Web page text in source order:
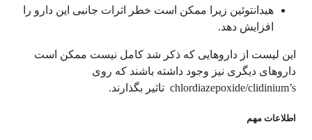
هیدانتوئین زیرا ممکن است خطر اثرات جانبی این دارو را
افزایش دهد.
این لیست از داروهایی که ذکر شد کامل نیست ممکن است
داروهای دیگری نیز وجود داشته باشند که روی
chlordiazepoxide/clidinium’s تاثیر بگذارند.
اطلاعات مهم